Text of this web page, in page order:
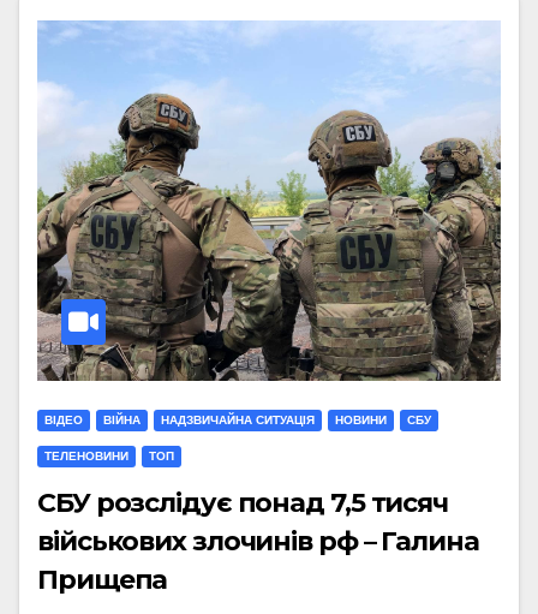
ВІДЕО ВІЙНА НАДЗВИЧАЙНА СИТУАЦІЯ НОВИНИ СБУ
ТЕЛЕНОВИНИ ТОП
СБУ розслідує понад 7,5 тисяч
військових злочинів рф – Галина
Прищепа